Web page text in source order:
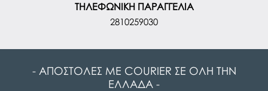
ΤΗΛΕΦΩΝΙΚΗ ΠΑΡΑΓΓΕΛΙΑ
2810259030
- ΑΠΟΣΤΟΛΕΣ ΜΕ COURIER ΣΕ ΟΛΗ ΤΗΝ
ΕΛΛΑΔΑ -